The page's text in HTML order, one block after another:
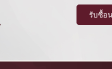
รับซื้อ